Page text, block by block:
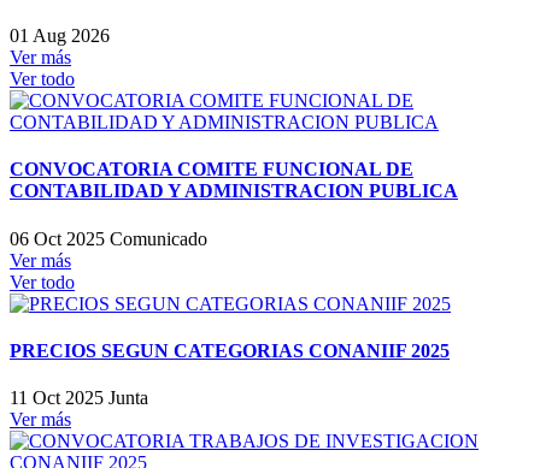
01 Aug 2026
Ver más
Ver todo
CONVOCATORIA COMITE FUNCIONAL DE
CONTABILIDAD Y ADMINISTRACION PUBLICA
06 Oct 2025 Comunicado
Ver más
Ver todo
PRECIOS SEGUN CATEGORIAS CONANIIF 2025
11 Oct 2025 Junta
Ver más